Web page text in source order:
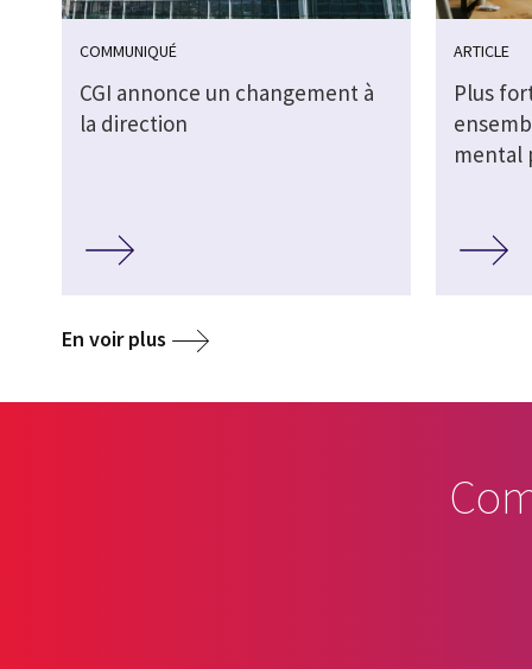
COMMUNIQUÉ
CGI annonce un changement à
la direction
ARTICLE
Plus
mental
En voir plus